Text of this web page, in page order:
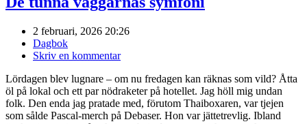
2 februari, 2026 20:26
Dagbok
Skriv en kommentar
Lördagen blev lugnare – om nu fredagen kan räknas som vild? Åtta
öl på lokal och ett par nödraketer på hotellet. Jag höll mig undan
folk. Den enda jag pratade med, förutom Thaiboxaren, var tjejen
som sålde Pascal-merch på Debaser. Hon var jättetrevlig. Ibland